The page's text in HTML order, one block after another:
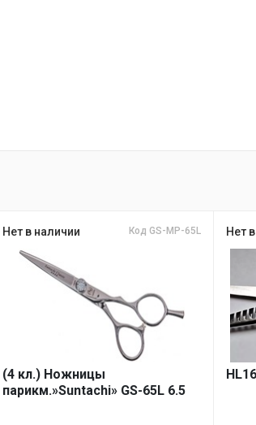
Нет в наличии Код GS-MP-65L
(4 кл.) Ножницы
парикм.»Suntachi» GS-65L 6.5
Нет